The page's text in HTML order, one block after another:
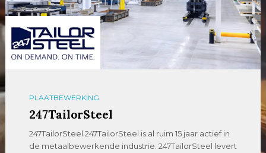
PLAATBEWERKING
247TailorSteel
247TailorSteel 247TailorSteel is al ruim 15 jaar actief in
de metaalbewerkende industrie. 247TailorSteel levert